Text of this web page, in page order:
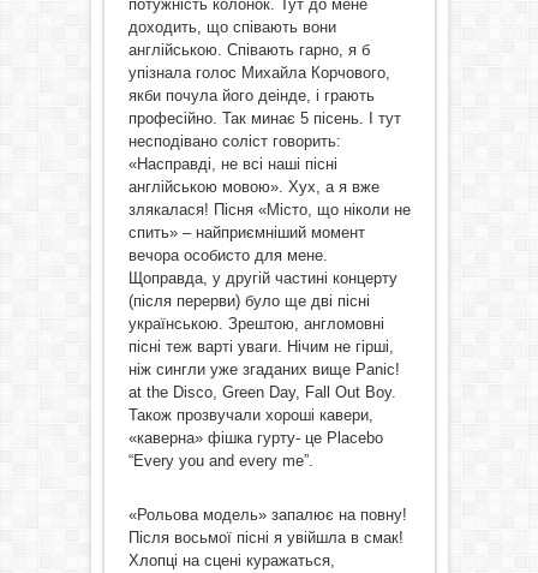
потужність колонок. Тут до мене
доходить, що співають вони
англійською. Співають гарно, я б
упізнала голос Михайла Корчового,
якби почула його деінде, і грають
професійно. Так минає 5 пісень. І тут
несподівано соліст говорить:
«Насправді, не всі наші пісні
англійською мовою». Хух, а я вже
злякалася! Пісня «Місто, що ніколи не
спить» – найприємніший момент
вечора особисто для мене.
Щоправда, у другій частині концерту
(після перерви) було ще дві пісні
українською. Зрештою, англомовні
пісні теж варті уваги. Нічим не гірші,
ніж сингли уже згаданих вище Panic!
at the Disco, Green Day, Fall Out Boy.
Також прозвучали хороші кавери,
«каверна» фішка гурту- це Placebo
“Every you and every me”.
«Рольова модель» запалює на повну!
Після восьмої пісні я увійшла в смак!
Хлопці на сцені куражаться,